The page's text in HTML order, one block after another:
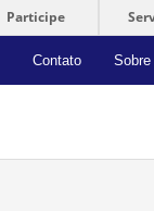
Participe
Contato Sobre